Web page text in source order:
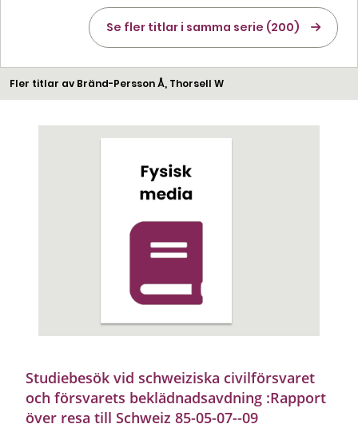
Se fler titlar i samma serie (200)
Fler titlar av Bränd-Persson Å, Thorsell W
Studiebesök vid schweiziska civilförsvaret
och försvarets beklädnadsavdning :Rapport
över resa till Schweiz 85-05-07--09